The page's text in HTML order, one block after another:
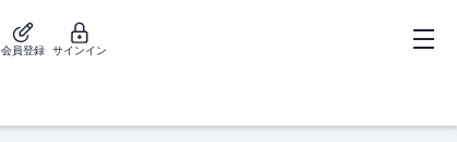
会員登録 サインイン